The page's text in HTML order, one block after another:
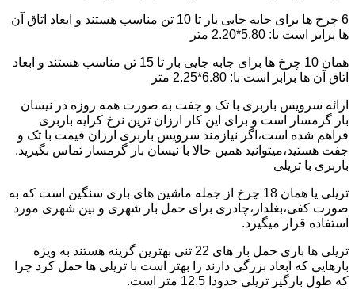
6 چرخ ها برای جابه جایی بار تا 10 تن مناسب هستند و ابعاد اتاق آن
ها برابر است با: 5.80*2.20 متر
همان 10 چرخ ها برای جابه جایی بار تا 15 تن مناسب هستند و ابعاد
اتاق آن ها برابر است با: 6.80*2.25 متر
ارائه سرویس باربری با تک و جفت به صورت همه روزه در نیسان
بار گرمسار است و برای این کار ارزان ترین نرخ کرایه باربری
فراهم شده است،اگر نیازمند سرویس باربری ارزان قیمت با تک و
جفت هستید،میتوانید همین حالا با نیسان بار گرمسار تماس بگیرید.
باربری با تریلی
تریلی یا همان 18 چرخ از جمله ماشین های باری سنگین است که به
صورت کفی،بغلدار،چادری برای حمل بار شهری و بین شهری مورد
استفاده قرار میگیرد.
تریلی ها باری حمل بار های 22 تنی بهترین گزینه هستند به ویژه
بارهایی که ابعاد بزرگی دارند را بهتر است با تریلی ها حمل کرد چرا
که طول بارگیر تریلی حدودا 12.5 متر است.